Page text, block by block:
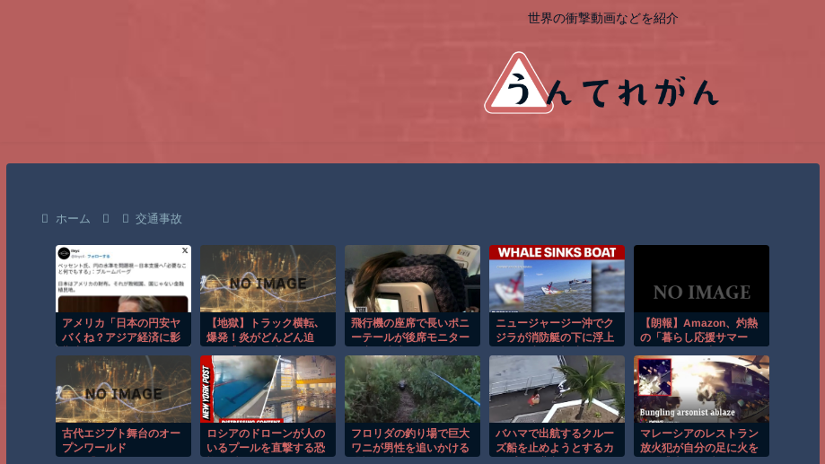
世界の衝撃動画などを紹介
ホーム 交通事故
アメリカ「日本の円安ヤ
バくね？アジア経済に影
【地獄】トラック横転､
爆発！炎がどんどん迫
イバーの恐怖
飛行機の座席で長いポニ
ーテールが後席モニター
ニュージャージー沖でク
ジラが消防艇の下に浮上
【朗報】Amazon、灼熱
の「暮らし応援サマー
古代エジプト舞台のオー
プンワールド
ロシアのドローンが人の
いるプールを直撃する恐
フロリダの釣り場で巨大
ワニが男性を追いかける
バハマで出航するクルー
ズ船を止めようとするカ
マレーシアのレストラン
放火犯が自分の足に火を